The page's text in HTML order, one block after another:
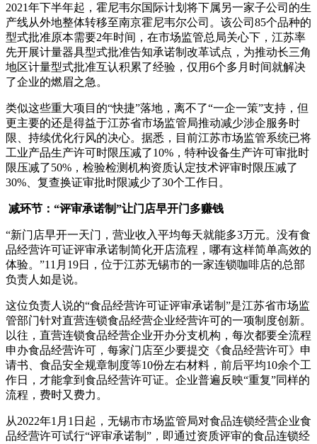
2021年下半年起，霍尼韦尔国际计划将下属另一家子公司的生
产线从外地整体转移至南京霍尼韦尔公司。该公司85个品种的
型式批准原本需要2年时间，在市场监管总局关心下，江苏率
先开展计量器具型式批准告知承诺制改革试点，为推动长三角
地区计量型式批准互认积累了经验，仅用6个多月时间就解决
了企业的燃眉之急。
类似这些重大项目的“快捷”落地，离不了“一企一策”支持，但
更主要的还是得益于江苏省市场监管局推动减少涉企服务时
限、持续优化行风的决心。据悉，目前江苏市场监管系统已将
工业产品生产许可时限压减了10%，特种设备生产许可审批时
限压减了50%，检验检测机构资质认定技术评审时限压减了
30%、复查换证审批时限减少了30个工作日。
减环节：“评审承诺制”让门店早开门多赚钱
“新门店早开一天门，营业收入平均每天就能多3万元。没有食
品经营许可证评审承诺制简化开店流程，哪有这样简单高效的
体验。”11月19日，位于江苏无锡市的一家连锁咖啡店的总部
负责人如是说。
这位负责人说的“食品经营许可证评审承诺制”是江苏省市场监
管部门针对直营连锁食品经营企业经营许可的一项制度创新。
以往，直营连锁食品经营企业开办分支机构，每次都要全流程
申办食品经营许可，每家门店至少要提交《食品经营许可》申
请书、食品安全规章制度等10份左右材料，前后平均10余个工
作日，才能拿到食品经营许可证。企业普遍反映“重复”同样的
流程，费时又费力。
从2022年1月1日起，无锡市市场监管局对食品连锁经营企业食
品经营许可试行“评审承诺制”，即通过资质评审的食品连锁经